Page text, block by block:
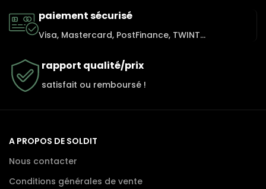
paiement sécurisé
Visa, Mastercard, PostFinance, TWINT...
rapport qualité/prix
satisfait ou remboursé !
A PROPOS DE SOLDIT
Nous contacter
Conditions générales de vente